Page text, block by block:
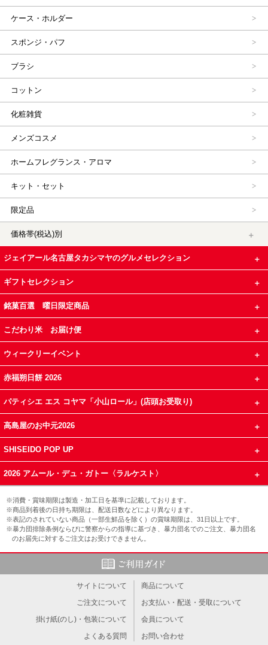
ケース・ホルダー
スポンジ・パフ
ブラシ
コットン
化粧雑貨
メンズコスメ
ホームフレグランス・アロマ
キット・セット
限定品
価格帯(税込)別
ジェイアール名古屋タカシマヤのグルメセレクション
ギフトセレクション
銘菓百選 曜日限定商品
こだわり米 お届け便
ウィークリーイベント
赤福朔日餅 2026
パティシエ エス コヤマ「小山ロール」(店頭お受取り)
高島屋のお中元2026
SHISEIDO POP UP
2026 アムール・デュ・ガトー〈ラルケスト〉
※消費・賞味期限は製造・加工日を基準に記載しております。
※商品到着後の日持ち期限は、配送日数などにより異なります。
※表記のされていない商品（一部生鮮品を除く）の賞味期限は、31日以上です。
※暴力団排除条例ならびに警察からの指導に基づき、暴力団名でのご注文、暴力団名
のお届先に対するご注文はお受けできません。
サイトについて
商品について
ご注文について
お支払い・配送・受取について
掛け紙(のし)・包装について
会員について
よくある質問
お問い合わせ